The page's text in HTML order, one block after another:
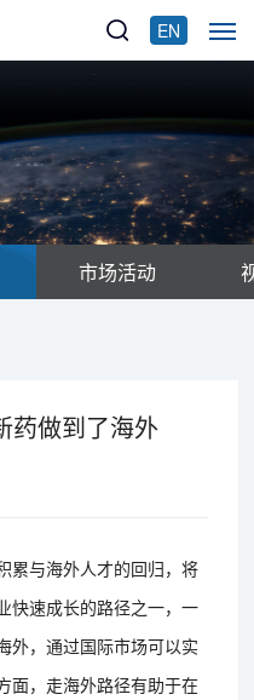
EN
市场活动
药做到了海外
累与海外人才的回归，将
快速成长的路径之一，一
外，通过国际市场可以实
面，走海外路径有助于在